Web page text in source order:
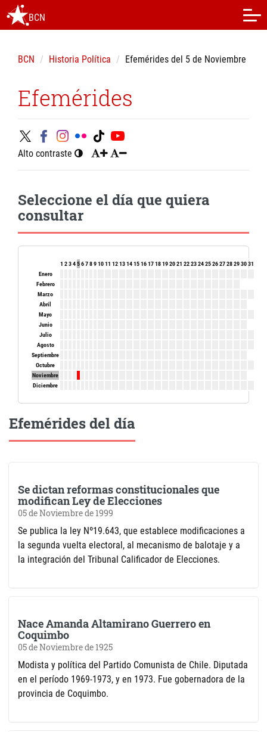
BCN
BCN Historia Política Efemérides del 5 de Noviembre
Efemérides
Alto contraste
Seleccione el día que quiera
consultar
1 234567891011 12131415161718192021 22232425262728293031
Enero
Febrero
Marzo
Abril
Mayo
Junio
Julio
Agosto
Septiembre
Octubre
Noviembre
Diciembre
Efemérides del día
Se dictan reformas constitucionales que
modifican Ley de Elecciones
05 de Noviembre de 1999
Se publica la ley Nº19.643, que establece modificaciones a
la segunda vuelta electoral, al mecanismo de balotaje y a
la integración del Tribunal Calificador de Elecciones.
Nace Amanda Altamirano Guerrero en
Coquimbo
05 de Noviembre de 1925
Modista y política del Partido Comunista de Chile. Diputada
en el período 1969-1973, y en 1973. Fue gobernadora de la
provincia de Coquimbo.